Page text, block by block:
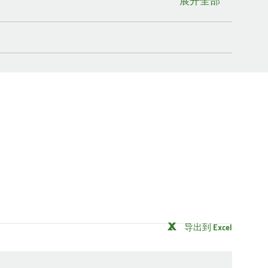
导出到 Excel